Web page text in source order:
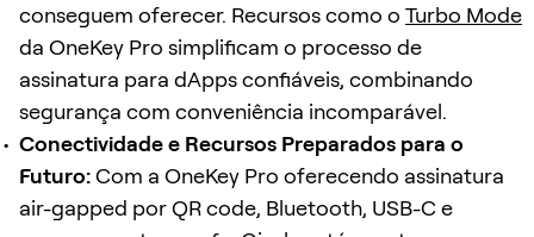
conseguem oferecer. Recursos como o Turbo Mode
da OneKey Pro simplificam o processo de
assinatura para dApps confiáveis, combinando
segurança com conveniência incomparável.
Conectividade e Recursos Preparados para o
Futuro:Com a OneKey Pro oferecendo assinatura
air-gapped por QR code, Bluetooth, USB-C e